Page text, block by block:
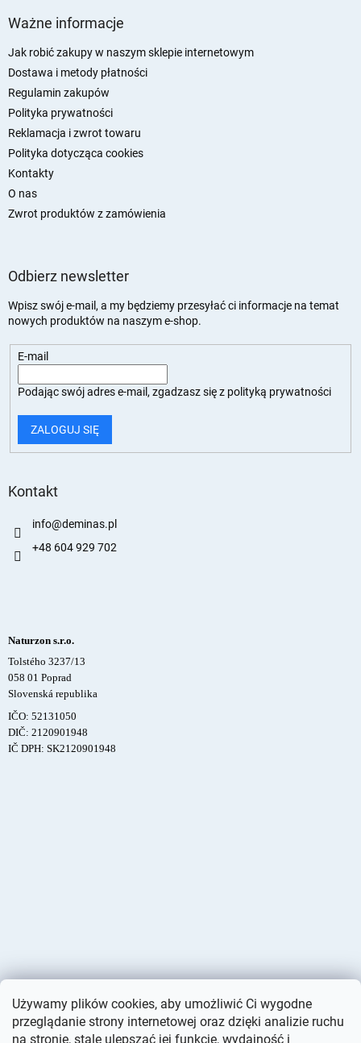
Używamy plików cookies, aby umożliwić Ci wygodne
przeglądanie strony internetowej oraz dzięki analizie ruchu
na stronie, stale ulepszać jej funkcje, wydajność i
Ważne informacje
Jak robić zakupy w naszym sklepie internetowym
Dostawa i metody płatności
Regulamin zakupów
Polityka prywatności
Reklamacja i zwrot towaru
Polityka dotycząca cookies
Kontakty
O nas
Zwrot produktów z zamówienia
Odbierz newsletter
Wpisz swój e-mail, a my będziemy przesyłać ci informacje na temat
nowych produktów na naszym e-shop.
E-mail
Podając swój adres e-mail, zgadzasz się z polityką prywatności
ZALOGUJ SIĘ
Kontakt
info@deminas.pl
+48 604 929 702
Naturzon s.r.o.
Tolstého 3237/13
058 01 Poprad
Slovenská republika
IČO: 52131050
DIČ: 2120901948
IČ DPH: SK2120901948